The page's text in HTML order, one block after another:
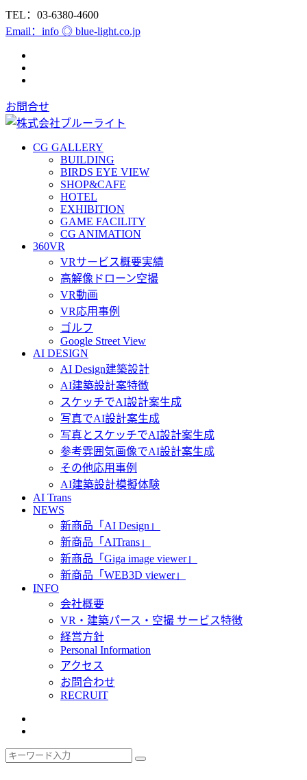
TEL：03-6380-4600
Email：info ◎ blue-light.co.jp
お問合せ
CG GALLERY
BUILDING
BIRDS EYE VIEW
SHOP&CAFE
HOTEL
EXHIBITION
GAME FACILITY
CG ANIMATION
360VR
VRサービス概要実績
高解像ドローン空撮
VR動画
VR応用事例
ゴルフ
Google Street View
AI DESIGN
AI Design建築設計
AI建築設計案特徴
スケッチでAI設計案生成
写真でAI設計案生成
写真とスケッチでAI設計案生成
参考雰囲気画像でAI設計案生成
その他応用事例
AI建築設計模擬体験
AI Trans
NEWS
新商品「AI Design」
新商品「AITrans」
新商品「Giga image viewer」
新商品「WEB3D viewer」
INFO
会社概要
VR・建築パース・空撮 サービス特徴
経営方針
Personal Information
アクセス
お問合わせ
RECRUIT